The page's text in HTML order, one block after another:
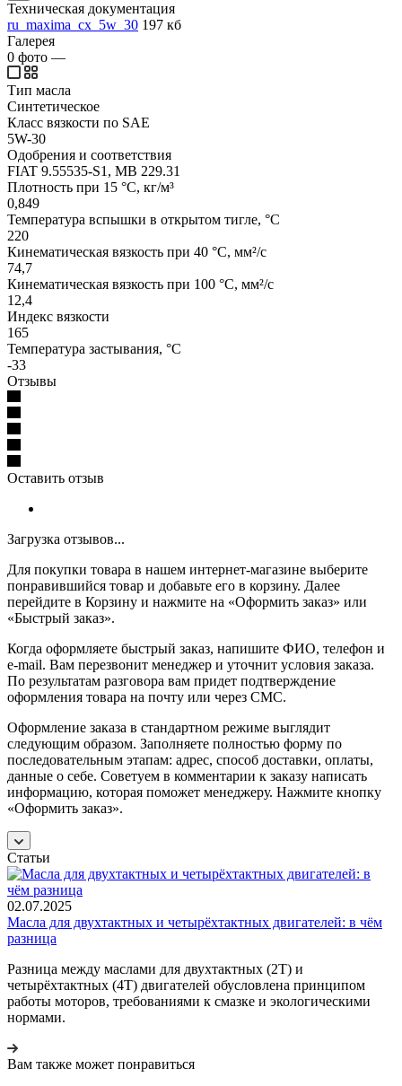
Техническая документация
ru_maxima_cx_5w_30 197 кб
Галерея
0 фото —
Тип масла
Синтетическое
Класс вязкости по SAE
5W-30
Одобрения и соответствия
FIAT 9.55535-S1, MB 229.31
Плотность при 15 °C, кг/м³
0,849
Температура вспышки в открытом тигле, °C
220
Кинематическая вязкость при 40 °C, мм²/с
74,7
Кинематическая вязкость при 100 °C, мм²/с
12,4
Индекс вязкости
165
Температура застывания, °C
-33
Отзывы
Оставить отзыв
Загрузка отзывов...
Для покупки товара в нашем интернет-магазине выберите
понравившийся товар и добавьте его в корзину. Далее
перейдите в Корзину и нажмите на «Оформить заказ» или
«Быстрый заказ».
Когда оформляете быстрый заказ, напишите ФИО, телефон и
e-mail. Вам перезвонит менеджер и уточнит условия заказа.
По результатам разговора вам придет подтверждение
оформления товара на почту или через СМС.
Оформление заказа в стандартном режиме выглядит
следующим образом. Заполняете полностью форму по
последовательным этапам: адрес, способ доставки, оплаты,
данные о себе. Советуем в комментарии к заказу написать
информацию, которая поможет менеджеру. Нажмите кнопку
«Оформить заказ».
Статьи
02.07.2025
Масла для двухтактных и четырёхтактных двигателей: в чём
разница
Разница между маслами для двухтактных (2T) и
четырёхтактных (4T) двигателей обусловлена принципом
работы моторов, требованиями к смазке и экологическими
нормами.
Вам также может понравиться